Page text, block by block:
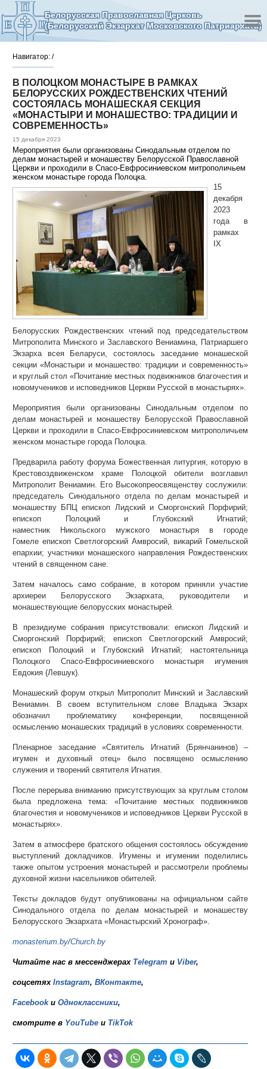
Белорусская Православная Церковь
(Белорусский Экзархат Московского Патриархата)
Навигатор: /
В ПОЛОЦКОМ МОНАСТЫРЕ В РАМКАХ
БЕЛОРУССКИХ РОЖДЕСТВЕНСКИХ ЧТЕНИЙ
СОСТОЯЛАСЬ МОНАШЕСКАЯ СЕКЦИЯ
«МОНАСТЫРИ И МОНАШЕСТВО: ТРАДИЦИИ И
СОВРЕМЕННОСТЬ»
15 декабря 2023
Мероприятия были организованы Синодальным отделом по
делам монастырей и монашеству Белорусской Православной
Церкви и проходили в Спасо-Евфросиниевском митрополичьем
женском монастыре города Полоцка.
15
декабря
2023
года в
рамках
IX
Белорусских Рождественских чтений под председательством
Митрополита Минского и Заславского Вениамина, Патриаршего
Экзарха всея Беларуси, состоялось заседание монашеской
секции «Монастыри и монашество: традиции и современность»
и круглый стол «Почитание местных подвижников благочестия и
новомучеников и исповедников Церкви Русской в монастырях».
Мероприятия были организованы Синодальным отделом по
делам монастырей и монашеству Белорусской Православной
Церкви и проходили в Спасо-Евфросиниевском митрополичьем
женском монастыре города Полоцка.
Предварила работу форума Божественная литургия, которую в
Крестовоздвиженском храме Полоцкой обители возглавил
Митрополит Вениамин. Его Высокопреосвященству сослужили:
председатель Синодального отдела по делам монастырей и
монашеству БПЦ епископ Лидский и Сморгонский Порфирий;
епископ Полоцкий и Глубокский Игнатий;
наместник Никольского мужского монастыря в городе
Гомеле епископ Светлогорский Амвросий, викарий Гомельской
епархии; участники монашеского направления Рождественских
чтений в священном сане.
Затем началось само собрание, в котором приняли участие
архиереи Белорусского Экзархата, руководители и
монашествующие белорусских монастырей.
В президиуме собрания присутствовали: епископ Лидский и
Сморгонский Порфирий; епископ Светлогорский Амвросий;
епископ Полоцкий и Глубокский Игнатий; настоятельница
Полоцкого Спасо-Евфросиниевского монастыря игумения
Евдокия (Левшук).
Монашеский форум открыл Митрополит Минский и Заславский
Вениамин. В своем вступительном слове Владыка Экзарх
обозначил проблематику конференции, посвященной
осмыслению монашеских традиций в условиях современности.
Пленарное заседание «Святитель Игнатий (Брянчанинов) –
игумен и духовный отец» было посвящено осмыслению
служения и творений святителя Игнатия.
После перерыва вниманию присутствующих за круглым столом
была предложена тема: «Почитание местных подвижников
благочестия и новомучеников и исповедников Церкви Русской в
монастырях».
Затем в атмосфере братского общения состоялось обсуждение
выступлений докладчиков. Игумены и игумении поделились
также опытом устроения монастырей и рассмотрели проблемы
духовной жизни насельников обителей.
Тексты докладов будут опубликованы на официальном сайте
Синодального отдела по делам монастырей и монашеству
Белорусского Экзархата «Монастырский Хронограф».
monasterium.by/Church.by
Читайте нас в мессенджерах Telegram и Viber,
соцсетях Instagram, ВКонтакте,
Facebookи Одноклассники,
смотрите в YouTube и TikTok